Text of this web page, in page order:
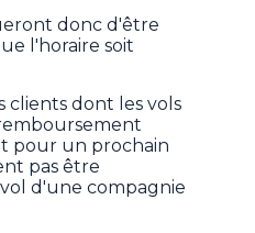
donc d'être
l'horaire soit
clients dont les vols
pour un prochain
pas être
d'une compagnie